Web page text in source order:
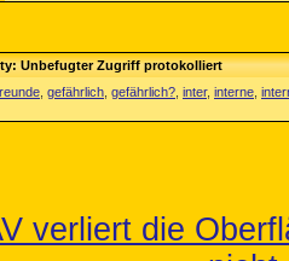
Unbefugter Zugriff protokolliert
gefährlich gefährlich? inter, interne
verliert die